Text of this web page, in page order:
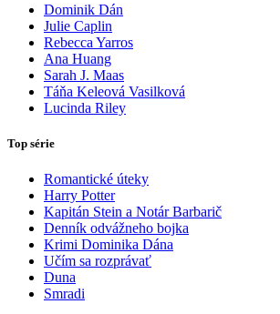
Dominik Dán
Julie Caplin
Rebecca Yarros
Ana Huang
Sarah J. Maas
Táňa Keleová Vasilková
Lucinda Riley
Top série
Romantické úteky
Harry Potter
Kapitán Stein a Notár Barbarič
Denník odvážneho bojka
Krimi Dominika Dána
Učím sa rozprávať
Duna
Smradi